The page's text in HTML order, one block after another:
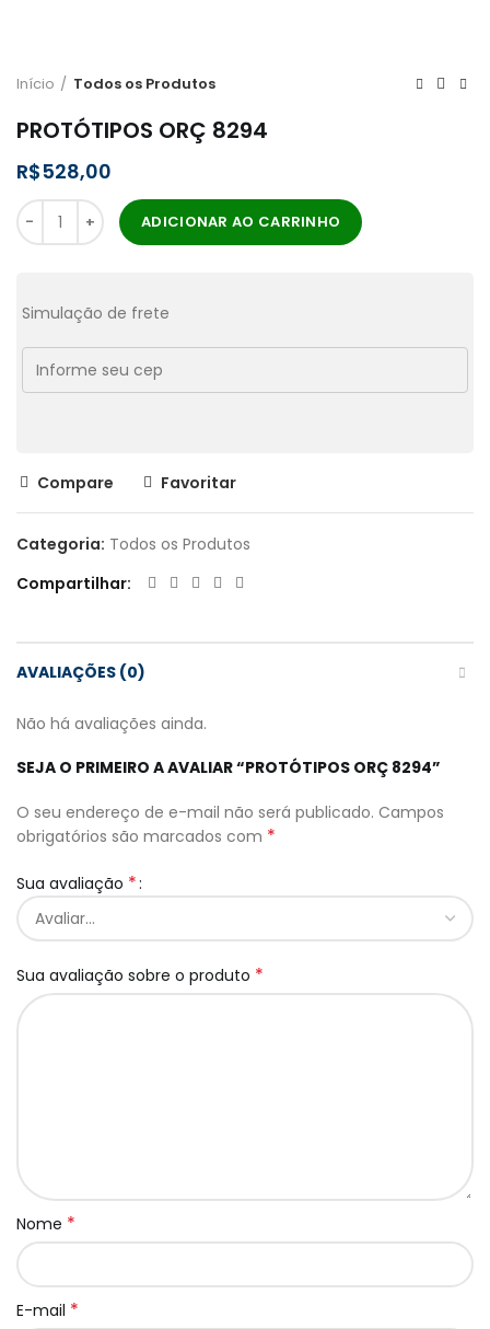
Início Todos os Produtos
PROTÓTIPOS ORÇ 8294
R$
ADICIONAR AO CARRINHO
Simulação de frete
Compare Favoritar
Categoria: Todos os Produtos
Compartilhar
AVALIAÇÕES (0)
Não há avaliações ainda.
SEJA O PRIMEIRO A AVALIAR “PROTÓTIPOS ORÇ 8294”
O seu endereço de e-mail não será publicado. Campos
obrigatórios são marcados com *
Sua avaliação *
Sua avaliação sobre o produto *
Nome *
E-mail *